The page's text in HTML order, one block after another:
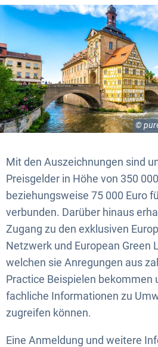
©
Mit den Auszeichnungen sind
Preisgelder in Höhe von 350
beziehungsweise 75 000 Euro
verbunden. Darüber hinaus
Zugang zu den exklusiven
Netzwerk und European Green
welchen sie Anregungen aus
Practice Beispielen bekommen
fachliche Informationen zu
zugreifen können.
Eine Anmeldung und weitere